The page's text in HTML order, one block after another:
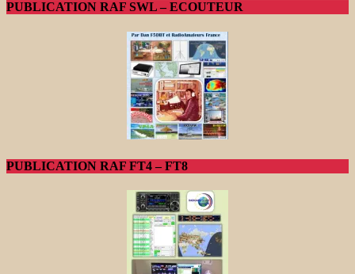
PUBLICATION RAF SWL – ECOUTEUR
PUBLICATION RAF FT4 – FT8